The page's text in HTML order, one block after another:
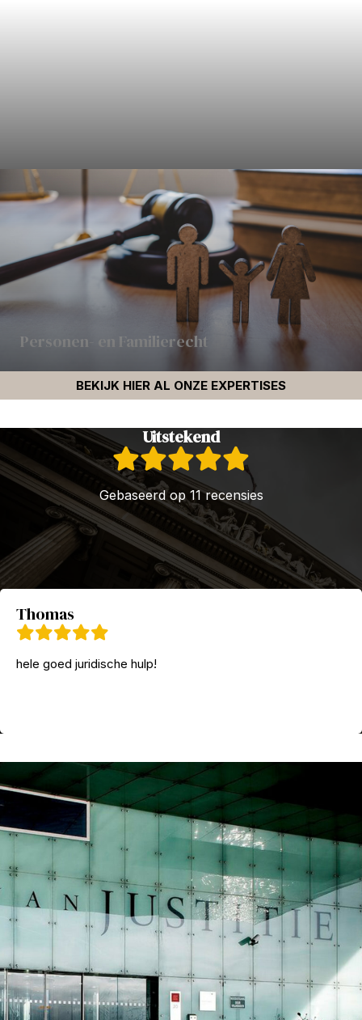
Personen- en Familierecht
BEKIJK HIER AL ONZE EXPERTISES
Uitstekend
Gebaseerd op 11 recensies
Thomas
hele goed juridische hulp!